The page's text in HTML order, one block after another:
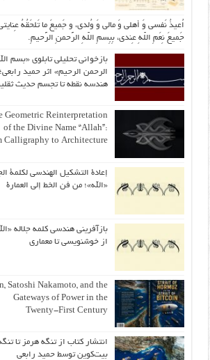
اُعیذُ نَفسی وَ أهلی وَ مالی وَ وُلدی، و جَمیعَ ما تَلحَقُهُ
جَمیعَ نِعَمِ اللّهِ عِندی، بِبِسمِ اللّهِ الرَّحمنِ الرَّحیمِ.
بازخوانی تحلیلی تابلوی «بسم
الرحمن الرحیم» اثر حمید رابعی؛
هندسه نقطه تا تجسم حدیث
Geometric Reinterpretation
of the Divine Name “Allah”:
Calligraphy to Architecture
إعادة التشكيل الهندسي لكلمة
«الله»؛ من فن الخط إلى العمارة
بازآفرینی هندسی کلمه جلاله
از خوشنویسی تا معماری
Satoshi Nakamoto, and the
Gateways of Power in the
Twenty-First Century
انتشار کتاب از تنگه هرمز تا
بیت‌کوین توسط حمید رابعی